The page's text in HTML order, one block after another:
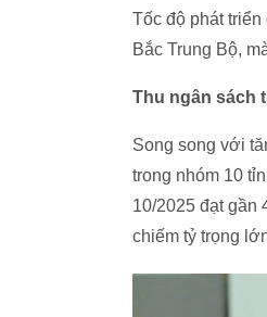
Tốc độ phát
Bắc Trung Bộ,
Thu ngân sách
Song song với
trong nhóm 10
10/2025 đạt gần
chiếm tỷ trọng